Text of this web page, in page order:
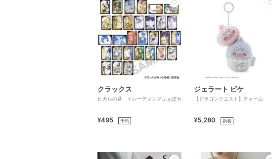
クラックス
ヒカルの碁 トレーディングふぁぼカ
¥495 予約
ジェラート ピケ
【ドラゴンクエスト】チャーム
¥5,280 新着